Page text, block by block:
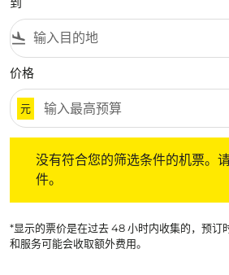
flight_land
价格
元
没有符合您的筛选条件的机票。
件。
*显示的票价是在过去 48 小时内收集的，预订
和服务可能会收取额外费用。